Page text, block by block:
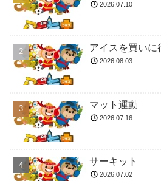
2026.07.10
アイスを買いに
2026.08.03
マット運動
2026.07.16
サーキット
2026.07.02